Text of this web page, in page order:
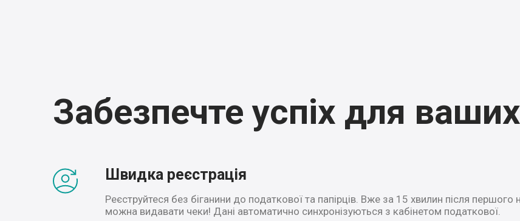
Забезпечте успіх для
Швидка реєстрація
Реєструйтеся без біганини до податкової та папірців. Вже за 15 хвилин після першого
можна видавати чеки! Дані автоматично синхронізуються з кабінетом податкової.